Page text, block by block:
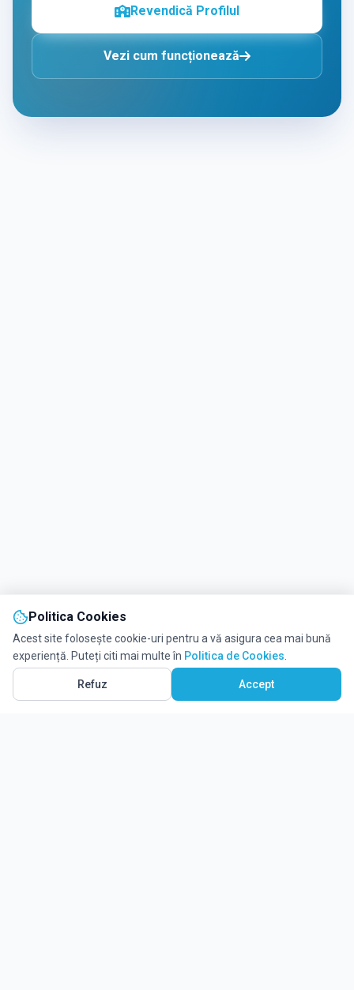
Revendică Profilul
Vezi cum funcționează
Politica Cookies
Acest site folosește cookie-uri pentru a vă asigura cea mai bună
experiență. Puteți citi mai multe în Politica de Cookies
Refuz Accept